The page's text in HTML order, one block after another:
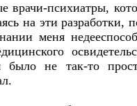
врачи-психиатры,
на эти разработки,
меня
было не так-то